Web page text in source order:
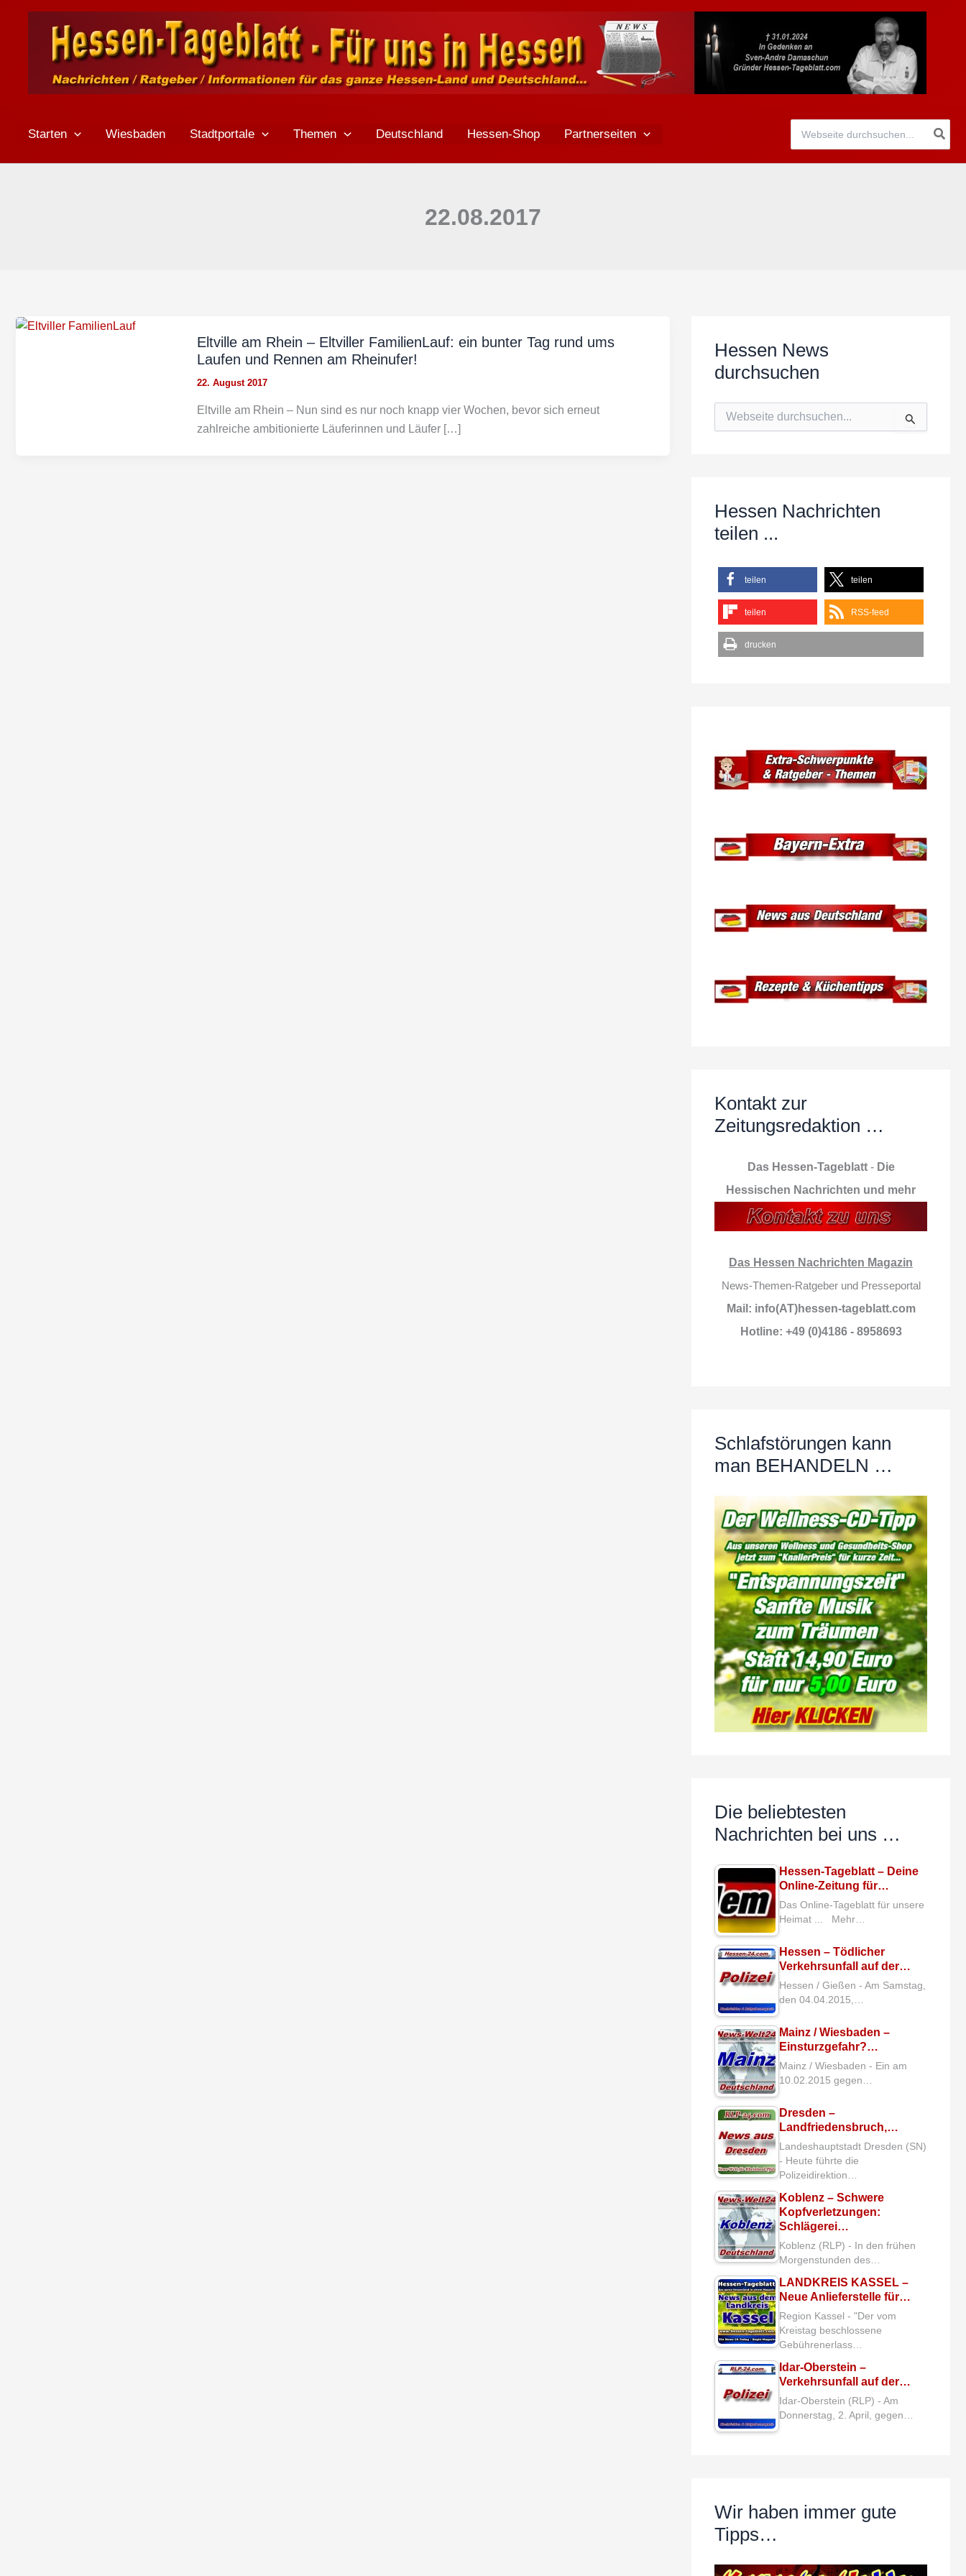
Starten Wiesbaden Stadtportale Themen Deutschland Hessen-Shop Partnerseiten
for:
22.08.2017
Eltville am Rhein – Eltviller FamilienLauf: ein bunter Tag rund ums
Laufen und Rennen am Rheinufer!
22. August 2017
Eltville am Rhein – Nun sind es nur noch knapp vier Wochen, bevor sich erneut
zahlreiche ambitionierte Läuferinnen und Läufer […]
Hessen News
durchsuchen
a
h
Hessen Nachrichten
teilen ...
teilen teilen
teilen RSS-feed
drucken
Kontakt zur
Zeitungsredaktion …
Das Hessen-Tageblatt- Die
Hessischen Nachrichten und mehr
Das Hessen Nachrichten Magazin
News-Themen-Ratgeber und Presseportal
Mail: info(AT)hessen-tageblatt.com
Hotline: +49 (0)4186 - 8958693
Schlafstörungen kann
man BEHANDELN …
Die beliebtesten
Nachrichten bei uns …
Hessen-Tageblatt – Deine
Online-Zeitung für…
Das Online-Tageblatt für unsere
Heimat ... Mehr…
Hessen – Tödlicher
Verkehrsunfall auf der…
Hessen / Gießen - Am Samstag,
den 04.04.2015,…
Mainz / Wiesbaden –
Einsturzgefahr?…
Mainz / Wiesbaden - Ein am
10.02.2015 gegen…
Dresden –
Landfriedensbruch,…
Landeshauptstadt Dresden (SN)
- Heute führte die
Polizeidirektion…
Koblenz – Schwere
Kopfverletzungen:
Schlägerei…
Koblenz (RLP) - In den frühen
Morgenstunden des…
LANDKREIS KASSEL –
Neue Anlieferstelle für…
Region Kassel - "Der vom
Kreistag beschlossene
Gebührenerlass…
Idar-Oberstein –
Verkehrsunfall auf der…
Idar-Oberstein (RLP) - Am
Donnerstag, 2. April, gegen…
Wir haben immer gute
Tipps…